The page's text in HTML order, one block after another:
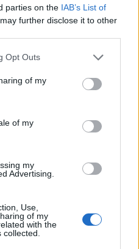
parties on the IAB’s List of
further disclose it to other
Opt Outs
of my
of my
my
Advertising.
Use,
of my
with the
si trasforma da Associazione
all'esordio in D: Forzati,
Limongelli, Bolzicco e tanti